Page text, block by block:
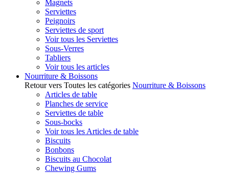
Magnets
Serviettes
Peignoirs
Serviettes de sport
Voir tous les Serviettes
Sous-Verres
Tabliers
Voir tous les articles
Nourriture & Boissons
Retour vers Toutes les catégories Nourriture & Boissons
Articles de table
Planches de service
Serviettes de table
Sous-bocks
Voir tous les Articles de table
Biscuits
Bonbons
Biscuits au Chocolat
Chewing Gums